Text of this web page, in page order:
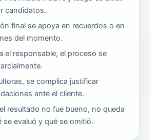
candidatos.
final se apoya en recuerdos o en
del momento.
el responsable, el proceso se
se complica justificar
ante el cliente.
resultado no fue bueno, no queda
se evaluó y qué se omitió.